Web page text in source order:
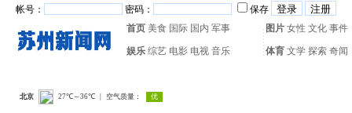
帐号： 密码：
保存
首页 美食 国际 国内 军事 图片 女性 文化 事件
娱乐 综艺 电影 电视 音乐 体育 文学 探索 奇闻